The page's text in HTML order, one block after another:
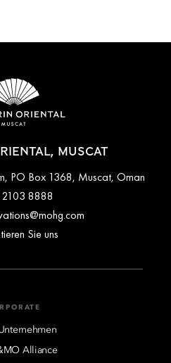
MUSCAT
PO Box 1368, Muscat, Oman
8888
Sie uns
Alliance